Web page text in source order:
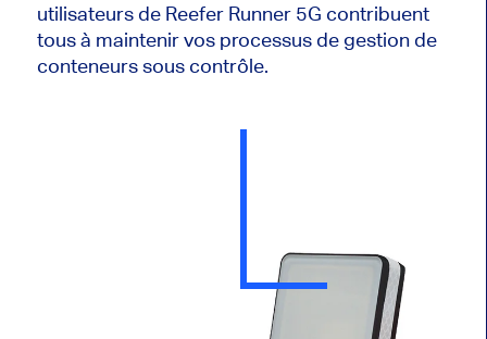
utilisateurs de Reefer Runner 5G contribuent
tous à maintenir vos processus de gestion de
conteneurs sous contrôle.